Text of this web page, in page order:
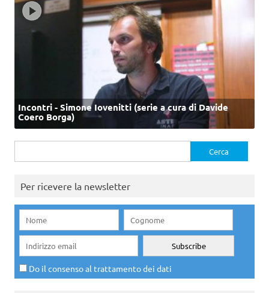
Incontri - Simone Iovenitti (serie a cura di Davide
Coero Borga)
per:
Per ricevere la newsletter
Do il consenso al trattamento dei dati